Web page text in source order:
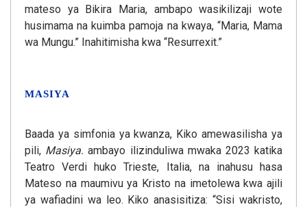
mateso ya Bikira Maria, ambapo wasikilizaji wote
husimama na kuimba pamoja na kwaya, “Maria, Mama
wa Mungu.” Inahitimisha kwa “Resurrexit.”
MASIYA
Baada ya simfonia ya kwanza, Kiko amewasilisha ya
pili, Masiya. ambayo ilizinduliwa mwaka 2023 katika
Teatro Verdi huko Trieste, Italia, na inahusu hasa
Mateso na maumivu ya Kristo na imetolewa kwa ajili
ya wafiadini wa leo. Kiko anasisitiza: “Sisi wakristo,